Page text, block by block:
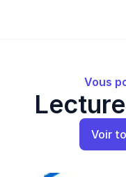
Vous
Voir